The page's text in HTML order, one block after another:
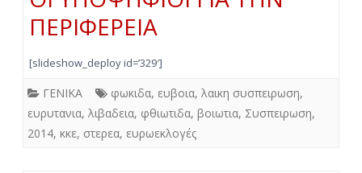
ΠΕΡΙΦΕΡΕΙΑ
[slideshow_deploy id=’329′]
ΓΕΝΙΚΑ φωκιδα, ευβοια, λαικη συσπειρωση,
ευρυτανια, λιβαδεια, φθιωτιδα, βοιωτια, Συσπειρωση,
2014, κκε, στερεα, ευρωεκλογές